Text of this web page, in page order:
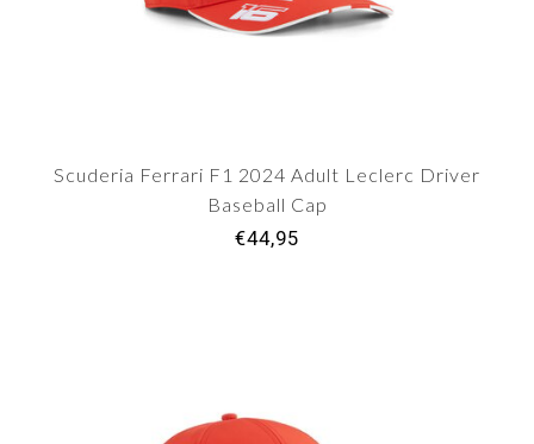
Scuderia Ferrari F1 2024 Adult Leclerc Driver
Baseball Cap
€44,95